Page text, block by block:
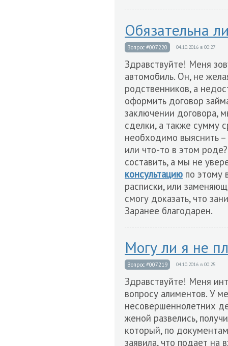
Обязательна
Вопрос #007220 04.10.2016 в 00:27
Здравствуйте! Меня
автомобиль. Он, не
родственников, а
оформить договор
заключении договора,
сделки, а также сумму
необходимо выяснить –
или что-то в этом
составить, а мы не
консультацию по этому
расписки, или
смогу доказать, что
Заранее благодарен.
Могу ли я не
Вопрос #007219 04.10.2016 в 00:25
Здравствуйте! Меня
вопросу алиментов. У
несовершеннолетних
женой развелись,
который, по
заявила, что подает на